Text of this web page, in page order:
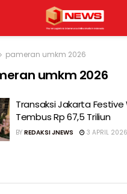
pameran umkm 2026
umkm 2026
Transaksi Jakarta Festive
Tembus Rp 67,5 Triliun
BY REDAKSI JNEWS 3 APRIL 2026